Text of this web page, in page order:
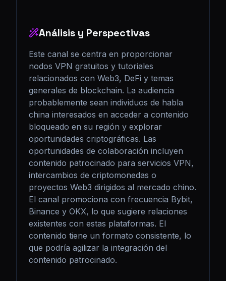
Análisis y Perspectivas
Este canal se centra en proporcionar
nodos VPN gratuitos y tutoriales
relacionados con Web3, DeFi y temas
generales de blockchain. La audiencia
probablemente sean individuos de habla
china interesados en acceder a contenido
bloqueado en su región y explorar
oportunidades criptográficas. Las
oportunidades de colaboración incluyen
contenido patrocinado para servicios VPN,
intercambios de criptomonedas o
proyectos Web3 dirigidos al mercado chino.
El canal promociona con frecuencia Bybit,
Binance y OKX, lo que sugiere relaciones
existentes con estas plataformas. El
contenido tiene un formato consistente, lo
que podría agilizar la integración del
contenido patrocinado.